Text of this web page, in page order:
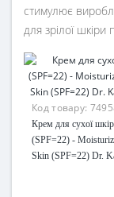
стимулює
для зрілої шкіри
Код товару:
Крем для сухої
(SPF=22) -
Skin (SPF=22) Dr.